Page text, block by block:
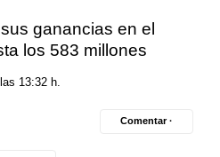
ganancias en el
los 583 millones
13:32 h.
Comentar ·